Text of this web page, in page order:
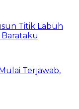
Titik Labuh
Barataku
Terjawab,